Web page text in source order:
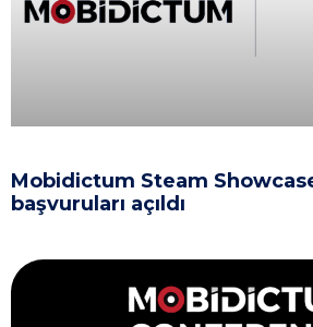
Mobidictum Steam
başvuruları açıldı